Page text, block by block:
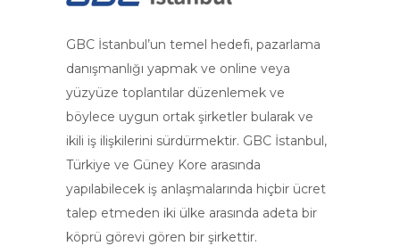
GBC İstanbul’un temel hedefi, pazarlama
danışmanlığı yapmak ve online veya
yüzyüze toplantılar düzenlemek ve
böylece uygun ortak şirketler bularak ve
ikili iş ilişkilerini sürdürmektir. GBC İstanbul,
Türkiye ve Güney Kore arasında
yapılabilecek iş anlaşmalarında hiçbir ücret
talep etmeden iki ülke arasında adeta bir
köprü görevi gören bir şirkettir.